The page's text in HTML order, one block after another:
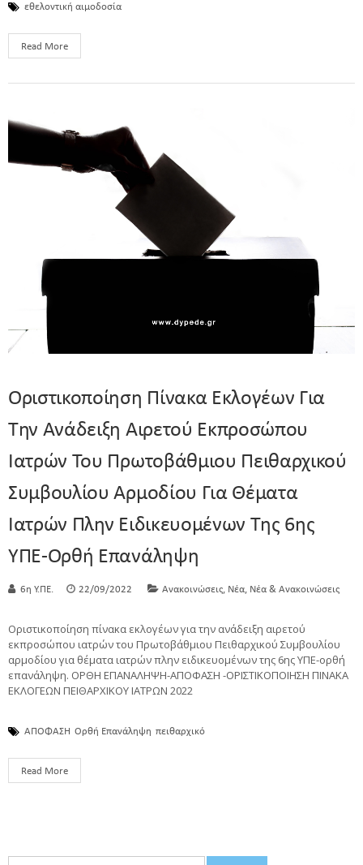
εθελοντική αιμοδοσία
Read More
Οριστικοποίηση Πίνακα Εκλογέων Για
Την Ανάδειξη Αιρετού Εκπροσώπου
Ιατρών Του Πρωτοβάθμιου Πειθαρχικού
Συμβουλίου Αρμοδίου Για Θέματα
Ιατρών Πλην Ειδικευομένων Της 6ης
ΥΠΕ-Ορθή Επανάληψη
6η Υ.ΠΕ. 22/09/2022 Ανακοινώσεις, Νέα, Νέα & Ανακοινώσεις
Οριστικοποίηση πίνακα εκλογέων για την ανάδειξη αιρετού
εκπροσώπου ιατρών του Πρωτοβάθμιου Πειθαρχικού Συμβουλίου
αρμοδίου για θέματα ιατρών πλην ειδικευομένων της 6ης ΥΠΕ-ορθή
επανάληψη. ΟΡΘΗ ΕΠΑΝΑΛΗΨΗ-ΑΠΟΦΑΣΗ -ΟΡΙΣΤΙΚΟΠΟΙΗΣΗ ΠΙΝΑΚA
ΕΚΛΟΓΕΩΝ ΠΕΙΘΑΡΧΙΚΟΥ ΙΑΤΡΩΝ 2022
ΑΠΟΦΑΣΗ Ορθή Επανάληψη πειθαρχικό
Read More